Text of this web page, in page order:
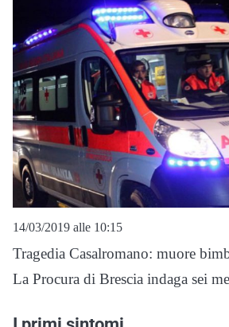
14/03/2019 alle 10:15
Tragedia Casalromano: muore
La Procura di Brescia indaga sei